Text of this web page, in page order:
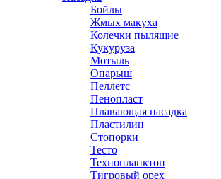
Бойлы
Жмых макуха
Колечки пылящие
Кукуруза
Мотыль
Опарыш
Пеллетс
Пенопласт
Плавающая насадка
Пластилин
Стопорки
Тесто
Технопланктон
Тигровый орех